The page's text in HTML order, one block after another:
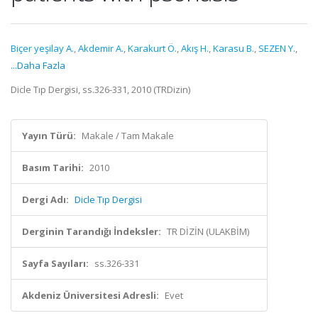
Biçer yeşilay A.,Akdemir A.,Karakurt Ö.,Akış H.,Karasu B., SEZEN Y.,
...Daha Fazla
Dicle Tıp Dergisi, ss.326-331, 2010 (TRDizin)
Yayın Türü: Makale / Tam Makale
Basım Tarihi: 2010
Dergi Adı: Dicle Tıp Dergisi
Derginin Tarandığı İndeksler: TR DİZİN (ULAKBİM)
Sayfa Sayıları: ss.326-331
Akdeniz Üniversitesi Adresli: Evet